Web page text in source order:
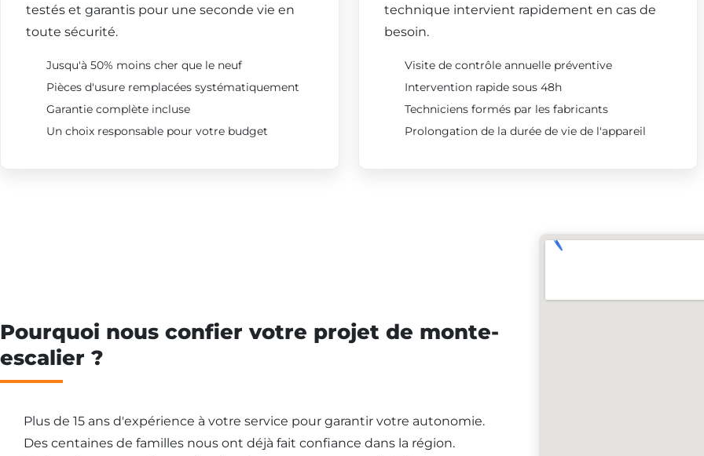
testés et garantis pour une seconde vie en
toute sécurité.
Jusqu'à 50% moins cher que le neuf
Pièces d'usure remplacées systématiquement
Garantie complète incluse
Un choix responsable pour votre budget
technique intervient rapidement en cas de
besoin.
Visite de contrôle annuelle préventive
Intervention rapide sous 48h
Techniciens formés par les fabricants
Prolongation de la durée de vie de l'appareil
Pourquoi nous confier votre projet de monte-
escalier ?
Plus de 15 ans d'expérience à votre service pour garantir votre autonomie.
Des centaines de familles nous ont déjà fait confiance dans la région.